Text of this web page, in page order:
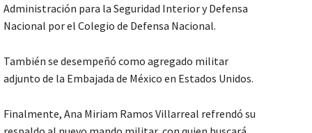
Administración para la Seguridad Interior y Defensa
Nacional por el Colegio de Defensa Nacional.
También se desempeñó como agregado militar
adjunto de la Embajada de México en Estados Unidos.
Finalmente, Ana Miriam Ramos Villarreal refrendó su